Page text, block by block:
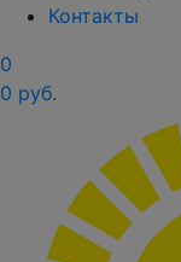
Контакты
0
0 руб.